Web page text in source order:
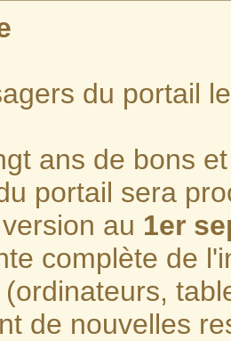
du portail
ans de bons
portail sera
au 1er
complète de
de nouvelles